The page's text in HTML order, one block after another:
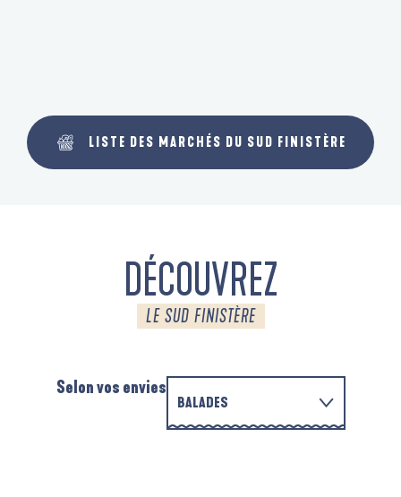
LISTE DES MARCHÉS DU SUD FINISTÈRE
DÉCOUVREZ
LE SUD FINISTÈRE
Selon vos envies
BALADES